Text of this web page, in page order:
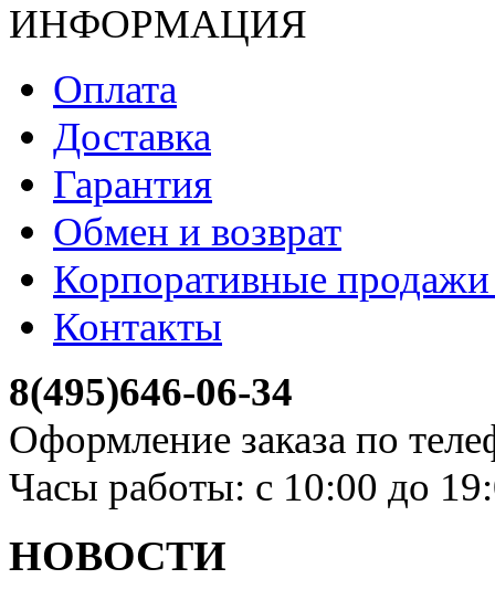
ИНФОРМАЦИЯ
Оплата
Доставка
Гарантия
Обмен и возврат
Корпоративные
Контакты
8(495)646-06-34
Оформление заказа по
Часы работы: с 10:00 до
НОВОСТИ